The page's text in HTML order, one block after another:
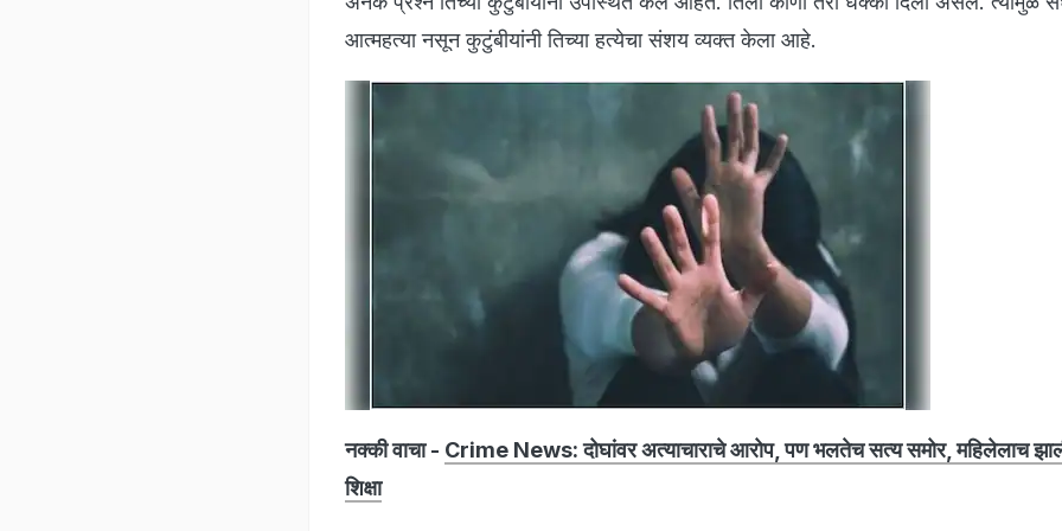
आत्महत्या नसून कुटुंबीयांनी तिच्या हत्येचा संशय व्यक्त केला आहे.
नक्की वाचा - Crime News: दोघांवर अत्याचाराचे आरोप, पण भलतेच सत्य समोर, महिलेलाच झाली
शिक्षा